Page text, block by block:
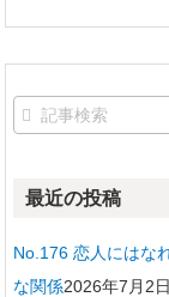
最近の投稿
No.176 恋人にはな
な関係2026年7月2日